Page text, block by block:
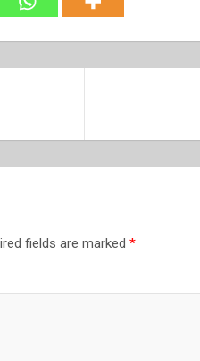
fields are marked *